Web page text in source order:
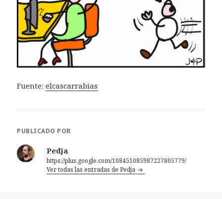
Fuente:elcascarrabias
PUBLICADO POR
Pedja
https://plus.google.com/108451085987227805779/
Ver todas las entradas de Pedja